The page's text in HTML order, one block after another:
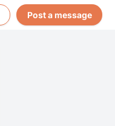
Post a message